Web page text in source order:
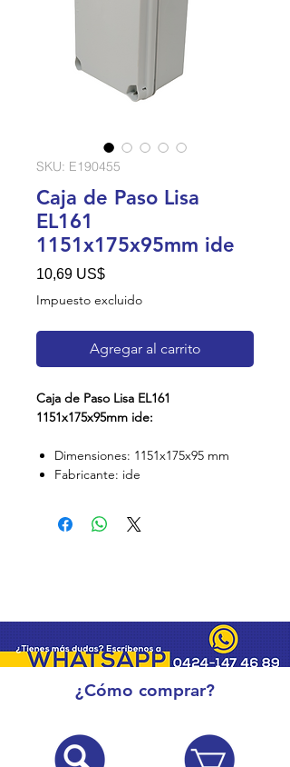
SKU: E190455
Caja de Paso Lisa
EL161
1151x175x95mm ide
10,69 US$Precio
Impuesto excluido
Agregar al carrito
Caja de Paso Lisa EL161
1151x175x95mm ide:
Dimensiones: 1151x175x95 mm
Fabricante: ide
¿Cómo comprar?